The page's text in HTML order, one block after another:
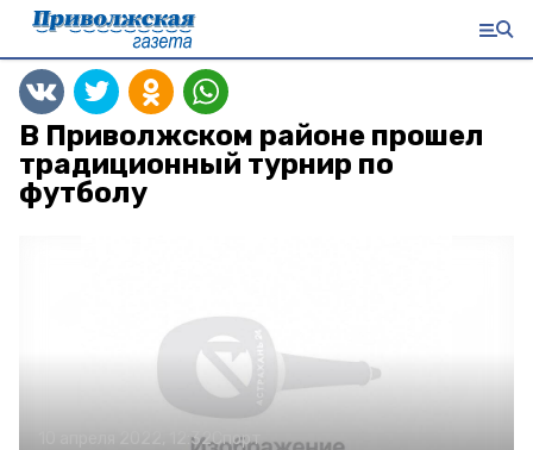
В Приволжском районе прошел
традиционный турнир по
футболу
10 апреля 2022, 12:32Спорт